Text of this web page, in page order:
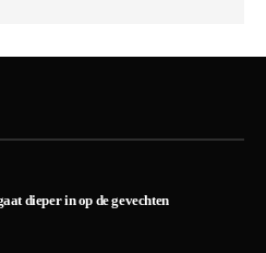
dieper in op de gevechten